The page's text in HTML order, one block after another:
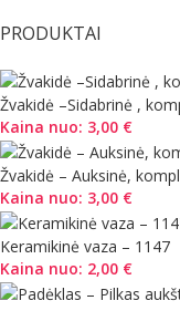
PRODUKTAI
Žvakidė –Sidabrinė ,
Kaina nuo: 3,00 €
Žvakidė – Auksinė,
Kaina nuo: 3,00 €
Keramikinė vaza – 1147
Kaina nuo: 2,00 €